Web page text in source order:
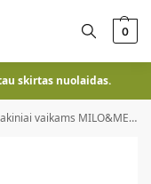
0
skirtas nuolaidas.
vaikams MILO&ME / 1206724